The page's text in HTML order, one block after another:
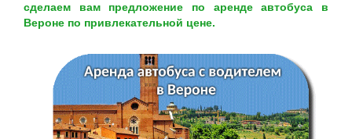
сделаем вам предложение по аренде автобуса в
Вероне по привлекательной цене.